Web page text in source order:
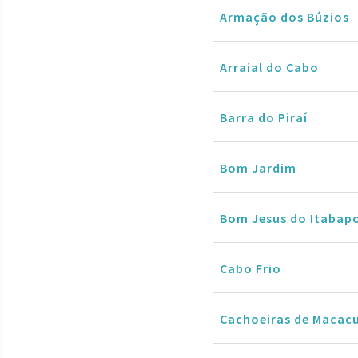
Armação dos Búzios
Arraial do Cabo
Barra do Piraí
Bom Jardim
Bom Jesus do
Cabo Frio
Cachoeiras de Macacu